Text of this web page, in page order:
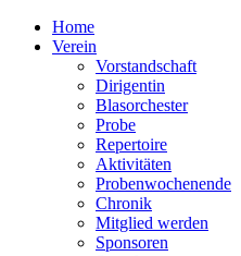
Home
Verein
Vorstandschaft
Dirigentin
Blasorchester
Probe
Repertoire
Aktivitäten
Probenwochenende
Chronik
Mitglied werden
Sponsoren